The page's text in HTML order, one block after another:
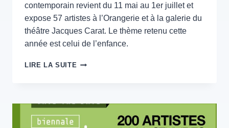
contemporain revient du 11 mai au 1er juillet et
expose 57 artistes à l’Orangerie et à la galerie du
théâtre Jacques Carat. Le thème retenu cette
année est celui de l’enfance.
LIRE LA SUITE BIENNALE
CACHAN
–